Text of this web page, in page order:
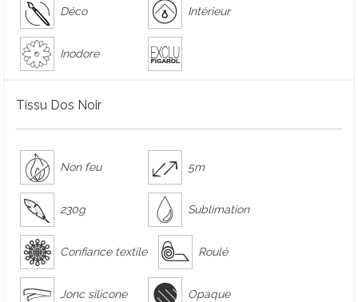
Déco Intérieur
Inodore
Tissu Dos Noir
Non feu 5m
230g Sublimation
Confiance textile Roulé
Jonc silicone Opaque